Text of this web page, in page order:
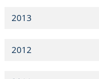
2013
2012